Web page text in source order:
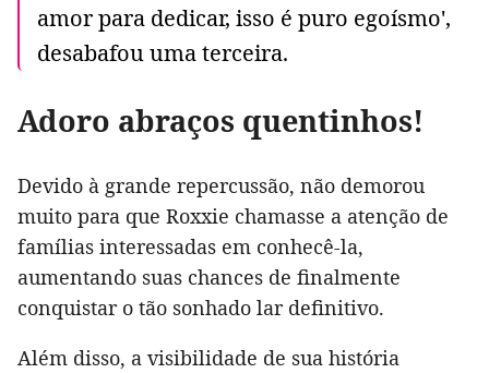
amor para dedicar, isso é puro egoísmo',
desabafou uma terceira.
Adoro abraços quentinhos!
Devido à grande repercussão, não demorou
muito para que Roxxie chamasse a atenção de
famílias interessadas em conhecê-la,
aumentando suas chances de finalmente
conquistar o tão sonhado lar definitivo.
Além disso, a visibilidade de sua história